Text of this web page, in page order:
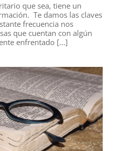
que sea, tiene un
Te damos las claves
frecuencia nos
que cuentan con algún
enfrentado [...]